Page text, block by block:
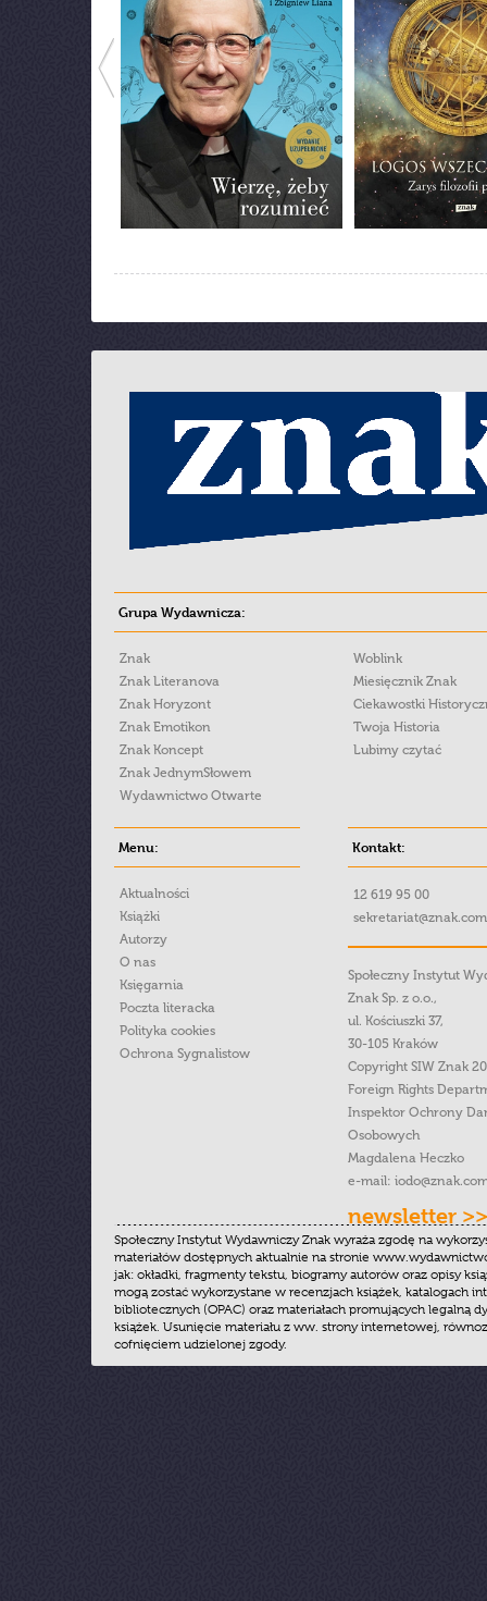
Grupa Wydawnicza:
Znak
Znak Literanova
Znak Horyzont
Znak Emotikon
Znak Koncept
Znak JednymSłowem
Wydawnictwo Otwarte
Woblink
Miesięcznik Znak
Ciekawostki
Twoja Historia
Lubimy czytać
Menu:
Aktualności
Książki
Autorzy
O nas
Księgarnia
Poczta literacka
Polityka cookies
Ochrona Sygnalistow
Kontakt:
12 619 95 00
Społeczny Instytut
Znak Sp. z o.o.,
ul. Kościuszki 37,
30-105 Kraków
Copyright SIW Znak
Foreign Rights
Inspektor Ochrony
Osobowych
Magdalena Heczko
e-mail:
newsletter >>
Społeczny Instytut Wydawniczy Znak wyraża zgodę na
materiałów dostępnych aktualnie na stronie
jak: okładki, fragmenty tekstu, biogramy autorów oraz opisy
mogą zostać wykorzystane w recenzjach książek, katalogach
bibliotecznych (OPAC) oraz materiałach promujących legalną
książek. Usunięcie materiału z ww. strony internetowej,
cofnięciem udzielonej zgody.